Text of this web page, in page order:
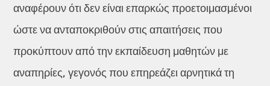
αναφέρουν ότι δεν είναι επαρκώς προετοιμασμένοι
ώστε να ανταποκριθούν στις απαιτήσεις που
προκύπτουν από την εκπαίδευση μαθητών με
αναπηρίες, γεγονός που επηρεάζει αρνητικά τη